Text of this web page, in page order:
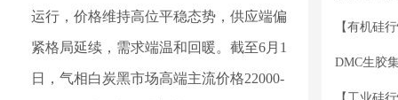
运行，价格维持高位平稳态势，供应端偏
紧格局延续，需求端温和回暖。截至6月1
日，气相白炭黑市场高端主流价格22000-
DMC生胶